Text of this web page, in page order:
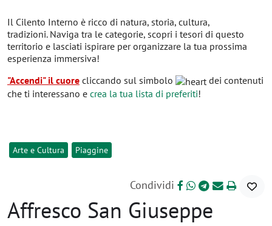
Il Cilento Interno è ricco di natura, storia, cultura,
tradizioni. Naviga tra le categorie, scopri i tesori di questo
territorio e lasciati ispirare per organizzare la tua prossima
esperienza immersiva!
"Accendi" il cuore cliccando sul simbolo
dei contenuti
che ti interessano e crea la tua lista di preferiti!
Arte e Cultura Piaggine
Condividi
Affresco San Giuseppe